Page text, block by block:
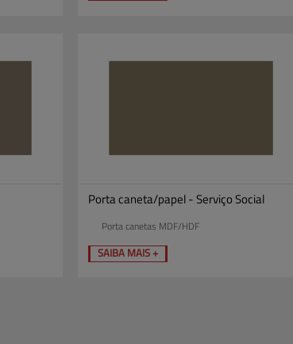
Porta caneta/papel - Serviço Social
Porta canetas MDF/HDF
SAIBA MAIS +